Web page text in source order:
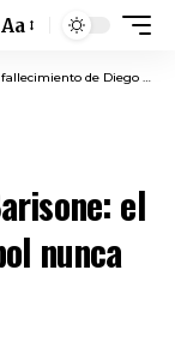
Font
Resizer
Aa
el pibe de Unión que el fútbol nunca olvidó
el
nunca